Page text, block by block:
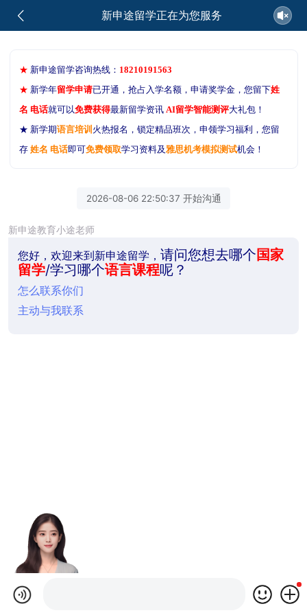
新申途留学正在为您服务
★ 新申途留学咨询热线： 18210191563
★ 新学年留学申请已开通，抢占入学名额，申请奖学金，您留下姓
名 电话就可以免费获得最新留学资讯 AI留学智能测评大礼包！
★ 新学期语言培训 火热报名，锁定精品班次，申领学习福利，您留
存姓名 电话即可免费领取学习资料及雅思机考模拟测试机会！
2026-08-06 22:50:37 开始沟通
新申途教育小途老师
您好，欢迎来到新申途留学， 请问您想去哪个国家
留学/学习哪个语言课程呢？
怎么联系你们
主动与我联系